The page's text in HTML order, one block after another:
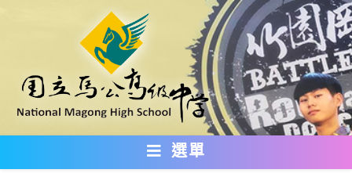
內
選單